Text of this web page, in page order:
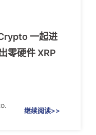
一起进
零硬件 XRP
继续阅读>>